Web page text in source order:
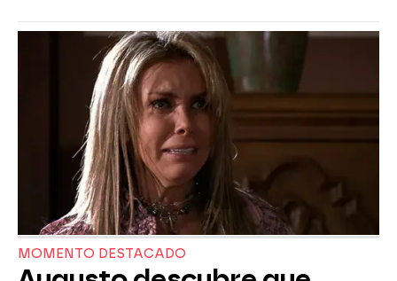
MOMENTO DESTACADO